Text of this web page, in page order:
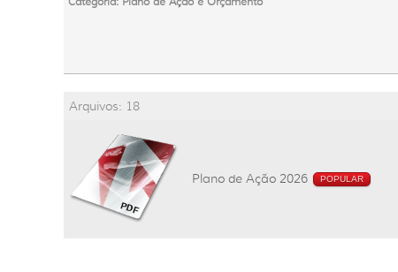
Arquivos: 18
Plano de Ação 2026 POPULAR